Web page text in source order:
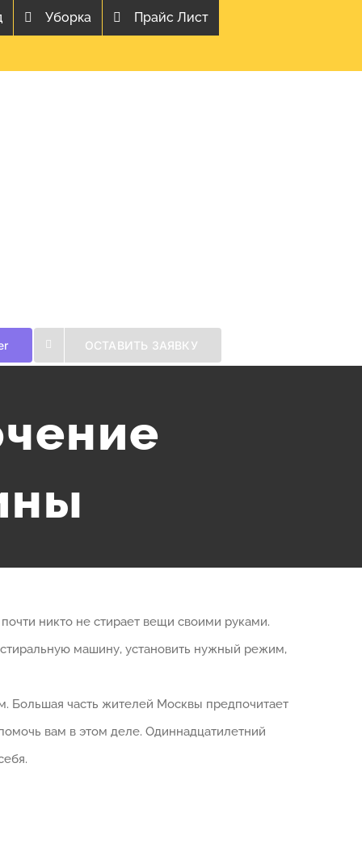
Уборка Прайс Лист
ОСТАВИТЬ ЗАЯВКУ
никто не стирает вещи своими руками.
машину, установить нужный режим,
Большая часть жителей Москвы предпочитает
вам в этом деле. Одиннадцатилетний